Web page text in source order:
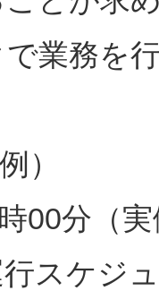
業務を
）
00分（
スケジ